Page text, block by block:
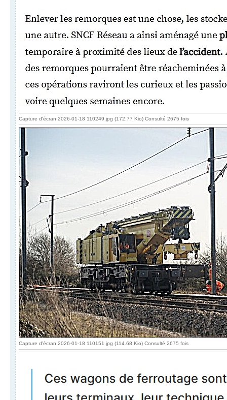
Capture d'écran 2026-01-18 110249.jpg (172.77 Kio) Consulté 2675 fois
Capture d'écran 2026-01-18 110151.jpg (114.68 Kio) Consulté 2675 fois